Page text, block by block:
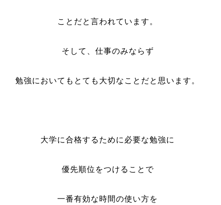
ことだと言われています。
そして、仕事のみならず
勉強においてもとても大切なことだと思います。
大学に合格するために必要な勉強に
優先順位をつけることで
一番有効な時間の使い方を